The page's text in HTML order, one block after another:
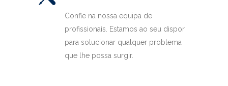
Confie na nossa equipa de
profissionais. Estamos ao seu dispor
para solucionar qualquer problema
que lhe possa surgir.